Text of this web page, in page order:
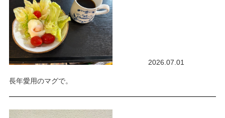
2026.07.01
長年愛用のマグで。